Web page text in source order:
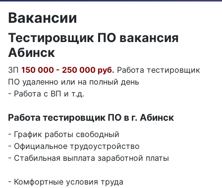
Вакансии
Тестировщик ПО вакансия
Абинск
ЗП 150 000 - 250 000 руб. Работа тестировщик
ПО удаленно или на полный день
- Работа с ВП и т.д.
Работа тестировщик ПО в г. Абинск
- График работы свободный
- Официальное трудоустройство
- Стабильная выплата заработной платы
- Комфортные условия труда